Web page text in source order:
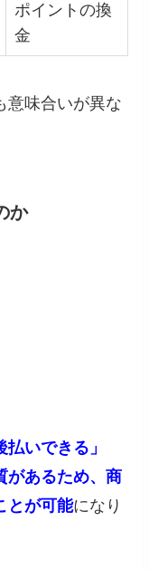
ポイントの換
金
意味合いが異な
か
払いできる」
があるため、商
とが可能になり